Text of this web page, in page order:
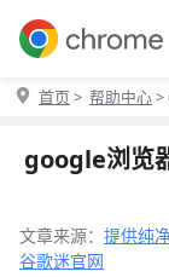
首页 > 帮助中心>
google浏览
文章来源： 提供纯
谷歌迷官网